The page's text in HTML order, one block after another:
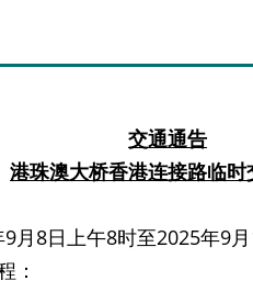
交通通告
港珠澳大桥香港连接路临时
8日上午8时至2025年9月
：